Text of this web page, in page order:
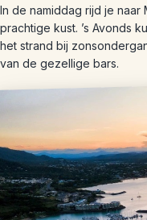
In de namiddag rijd je naar
prachtige kust. ’s Avonds
het strand bij
van de gezellige bars.